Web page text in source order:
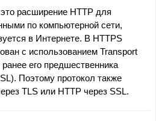
расширение HTTP для
по компьютерной сети,
в Интернете. В HTTPS
с использованием Transport
его предшественника
Поэтому протокол также
TLS или HTTP через SSL.